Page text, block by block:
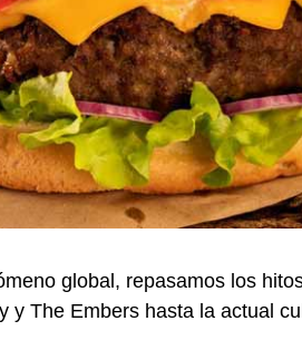
global, repasamos los
y The Embers hasta la actual